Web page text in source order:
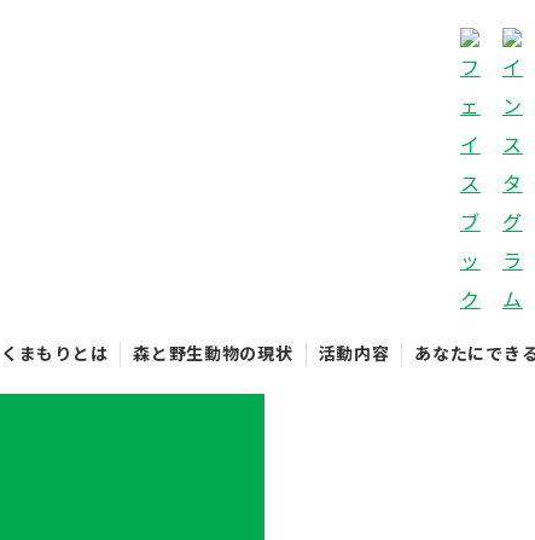
くまもりとは 森と野生動物の現状 活動内容 あなたにでき